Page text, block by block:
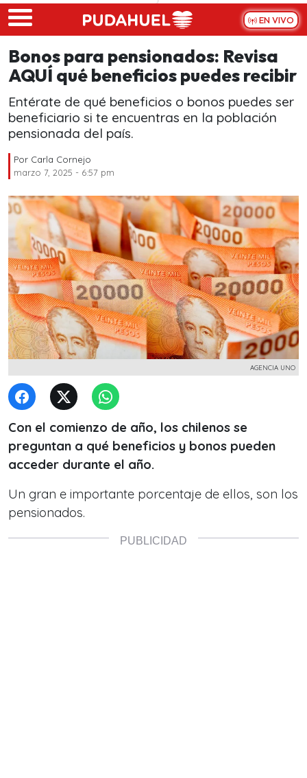
Skip to main content
EN VIVO
Bonos para pensionados: Revisa
AQUÍ qué beneficios puedes recibir
Entérate de qué beneficios o bonos puedes ser
beneficiario si te encuentras en la población
pensionada del país.
Por Carla Cornejo
marzo 7, 2025 - 6:57 pm
AGENCIA UNO
Con el comienzo de año, los chilenos se
preguntan a qué beneficios y bonos pueden
acceder durante el año.
Un gran e importante porcentaje de ellos, son los
pensionados.